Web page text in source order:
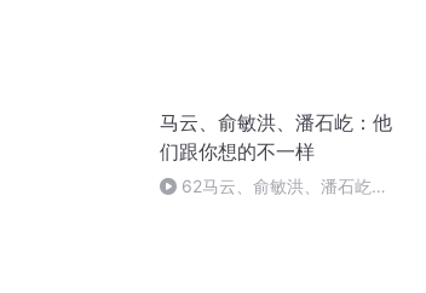
马云、俞敏洪、潘石屹：他
们跟你想的不一样
62马云、俞敏洪、潘石屹，